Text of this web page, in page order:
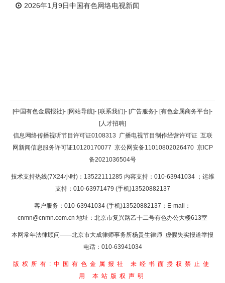
2026年1月9日中国有色网络电视新闻
返回顶部
返回首页
[中国有色金属报社]- [网站导航]- [联系我们]- [广告服务]- [有色金属商务平台]-
[人才招聘]
信息网络传播视听节目许可证0108313 广播电视节目制作经营许可证 互联
网新闻信息服务许可证10120170077 京公网安备11010802026470 京ICP
备2021036504号
技术支持热线(7X24小时)：13522111285 内容支持：010-63941034 ；运维
支持：010-63971479 (手机)13520882137
客户服务：010-63941034 (手机)13520882137；E-mail：
cnmn@cnmn.com.cn 地址：北京市复兴路乙十二号有色办公大楼613室
本网常年法律顾问——北京市大成律师事务所杨贵生律师 虚假失实报道举报
电话：010-63941034
版权所有:中国有色金属报社
未经书面授权禁止使
用 本站版权声明